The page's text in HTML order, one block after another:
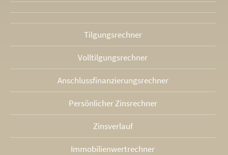
Tilgungsrechner
Volltilgungsrechner
Anschlussfinanzierungs­rechner
Persönlicher Zinsrechner
Zinsverlauf
Immobilienwertrechner